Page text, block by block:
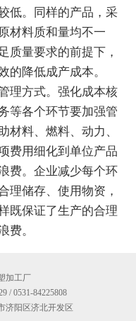
低。同样的产品，采
材料质和量均不一
质量要求的前提下，
的降低成产成本。
理方式。强化成本核
等各个环节要加强管
材料、燃料、动力、
费用细化到单位产品
费。企业减少每个环
理储存、使用物资，
既保证了生产的合理
费。
加工厂
/ 0531-84225808
济阳区济北开发区